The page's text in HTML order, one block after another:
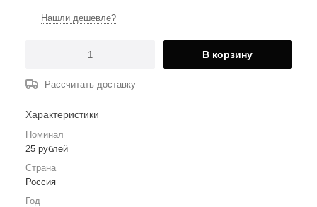
Нашли дешевле?
В корзину
Рассчитать доставку
Характеристики
Номинал
25 рублей
Страна
Россия
Год